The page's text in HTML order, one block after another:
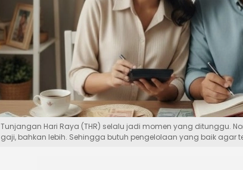
Tunjangan Hari Raya (THR) selalu jadi momen yang ditunggu.
gaji, bahkan lebih. Sehingga butuh pengelolaan yang baik agar